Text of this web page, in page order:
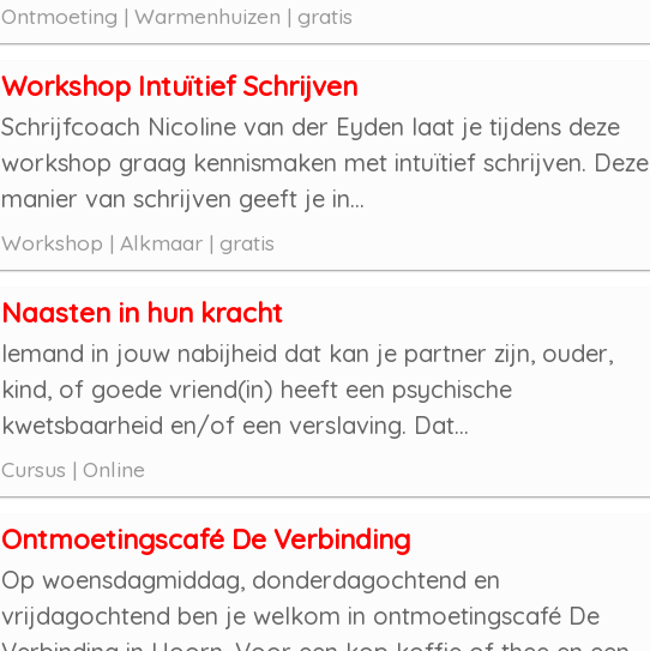
Ontmoeting | Warmenhuizen | gratis
Workshop Intuïtief Schrijven
Schrijfcoach Nicoline van der Eyden laat je tijdens deze
workshop graag kennismaken met intuïtief schrijven. Deze
manier van schrijven geeft je in...
Workshop | Alkmaar | gratis
Naasten in hun kracht
Iemand in jouw nabijheid dat kan je partner zijn, ouder,
kind, of goede vriend(in) heeft een psychische
kwetsbaarheid en/of een verslaving. Dat...
Cursus | Online
Ontmoetingscafé De Verbinding
Op woensdagmiddag, donderdagochtend en
vrijdagochtend ben je welkom in ontmoetingscafé De